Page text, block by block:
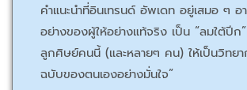
คำแนะนำที่อินเทรนด์ อัพเดท อยู่เสมอ ๆ อ
อย่างของผู้ให้อย่างแท้จริง เป็น “ลมใต้ปีก
ลูกศิษย์คนนี้ (และหลายๆ คน) ให้เป็นวิทยา
ฉบับของตนเองอย่างมั่นใจ”